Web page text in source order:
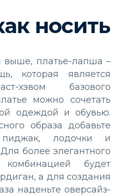
носить
выше, платье-лапша –
которая является
хэвом базового
можно сочетать
одеждой и обувью.
образа добавьте
лодочки и
более элегантного
будет
а для создания
наденьте оверсайз-